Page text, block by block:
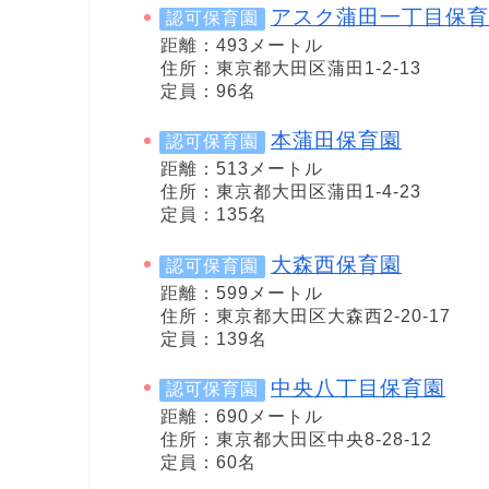
認可保育園 アスク蒲田一丁目保
距離：493メートル
住所：東京都大田区蒲田1-2-13
定員：96名
認可保育園 本蒲田保育園
距離：513メートル
住所：東京都大田区蒲田1-4-23
定員：135名
認可保育園 大森西保育園
距離：599メートル
住所：東京都大田区大森西2-20-17
定員：139名
認可保育園 中央八丁目保育園
距離：690メートル
住所：東京都大田区中央8-28-12
定員：60名